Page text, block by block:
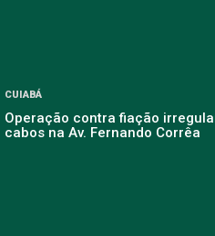
CUIABÁ
Operação contra fiação
cabos na Av. Fernando Corrêa